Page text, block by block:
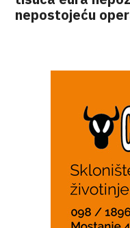
nepostojeću